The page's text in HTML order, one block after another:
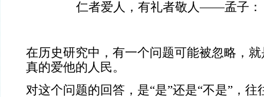
仁者爱人，有礼者敬人——孟子：
在历史研究中，有一个问题可能被忽略，
真的爱他的人民。
对这个问题的回答，是“是”还是“不是”，